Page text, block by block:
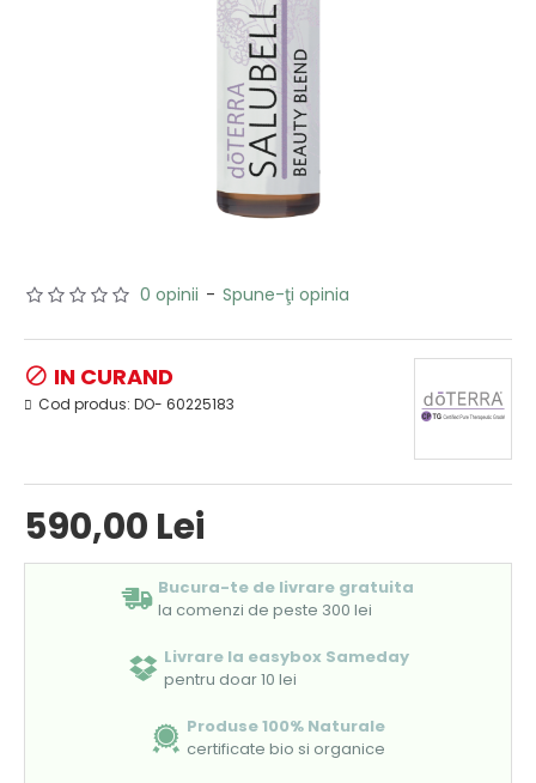
0 opinii - Spune-ţi opinia
590,00 Lei
IN CURAND
Cod produs: DO- 60225183
Bucura-te de livrare gratuita
la comenzi de peste 300 lei
Livrare la easybox Sameday
pentru doar 10 lei
Produse 100% Naturale
certificate bio si organice